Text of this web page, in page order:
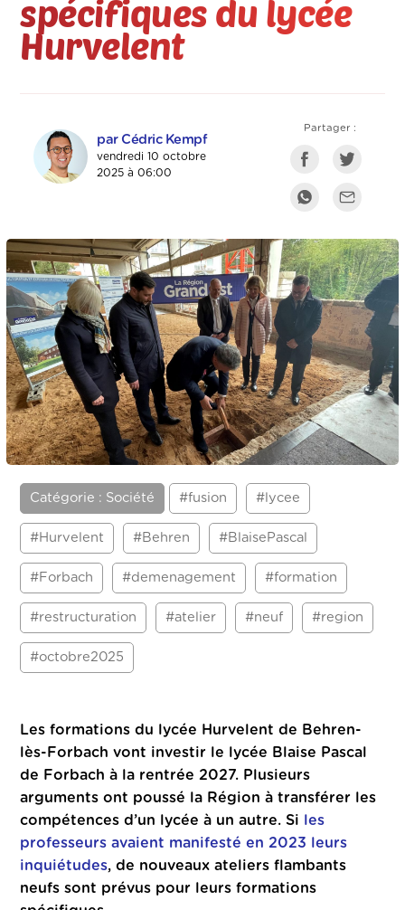
spécifiques du lycée
Hurvelent
par Cédric Kempf
vendredi 10 octobre
2025 à 06:00
Partager :
Catégorie : Société #fusion #lycee
#Hurvelent #Behren #BlaisePascal
#Forbach #demenagement #formation
#restructuration #atelier #neuf #region
#octobre2025
Les formations du lycée Hurvelent de Behren-
lès-Forbach vont investir le lycée Blaise Pascal
de Forbach à la rentrée 2027. Plusieurs
arguments ont poussé la Région à transférer les
compétences d’un lycée à un autre. Si les
professeurs avaient manifesté en 2023 leurs
inquiétudes, de nouveaux ateliers flambants
neufs sont prévus pour leurs formations